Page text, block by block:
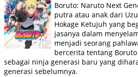
Boruto: Naruto Next
putra atau anak dari
Hokage Ketujuh yang
jasanya dalam
menjadi seorang
bercerita tentang
sebagai ninja generasi baru yang
generasi sebelumnya.